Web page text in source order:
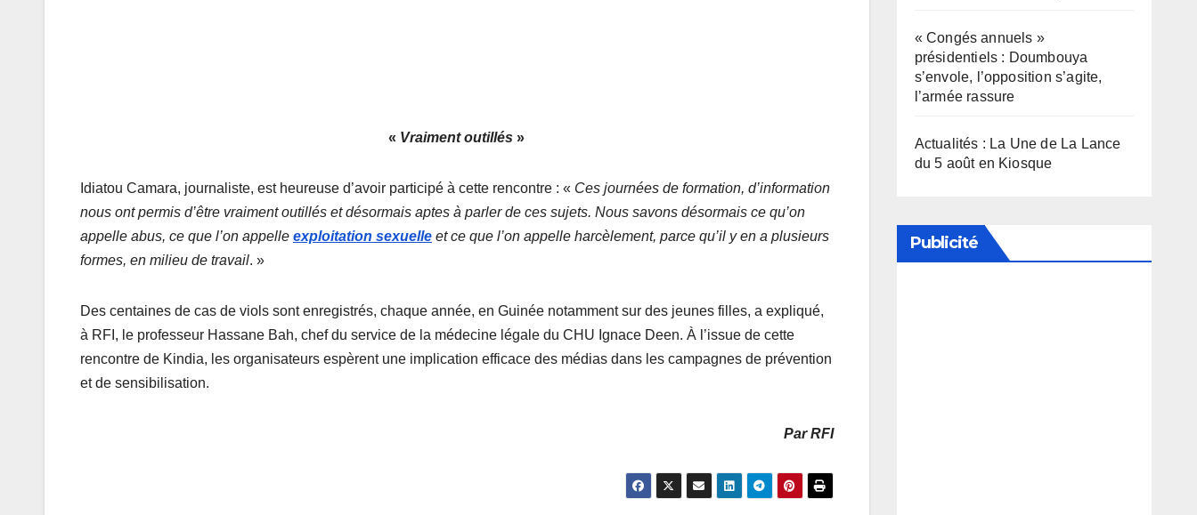
« Vraiment outillés »
Idiatou Camara, journaliste, est heureuse d’avoir participé à cette rencontre : « Ces journées de formation, d’information
nous ont permis d’être vraiment outillés et désormais aptes à parler de ces sujets. Nous savons désormais ce qu’on
appelle abus, ce que l’on appelle exploitation sexuelle et ce que l’on appelle harcèlement, parce qu’il y en a plusieurs
formes, en milieu de travail. »
Des centaines de cas de viols sont enregistrés, chaque année, en Guinée notamment sur des jeunes filles, a expliqué,
à RFI, le professeur Hassane Bah, chef du service de la médecine légale du CHU Ignace Deen. À l’issue de cette
rencontre de Kindia, les organisateurs espèrent une implication efficace des médias dans les campagnes de prévention
et de sensibilisation.
Par RFI
« Congés annuels »
présidentiels : Doumbouya
s’envole, l’opposition s’agite,
l’armée rassure
Actualités : La Une de La Lance
du 5 août en Kiosque
Publicité